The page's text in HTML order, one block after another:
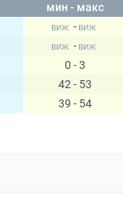
мин - макс
-
-
0 - 3
42 - 53
39 - 54